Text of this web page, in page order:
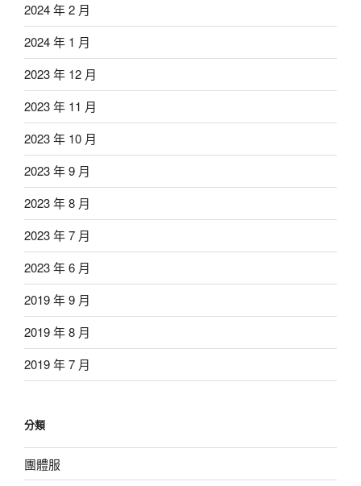
2024 年 2 月
2024 年 1 月
2023 年 12 月
2023 年 11 月
2023 年 10 月
2023 年 9 月
2023 年 8 月
2023 年 7 月
2023 年 6 月
2019 年 9 月
2019 年 8 月
2019 年 7 月
分類
團體服